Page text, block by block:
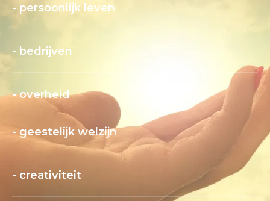
- persoonlijk leven
- bedrijven
- overheid
- geestelijk welzijn
- creativiteit